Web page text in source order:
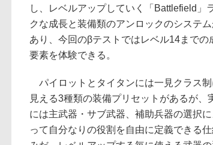
し、レベルアップしていく「Battlefield」
クな成長と装備類のアンロックのシステ
あり、今回のβテストではレベル14までの
要素を体験できる。
パイロットとタイタンには一見クラス制
見える3種類の装備プリセットがあるが、
には主武器・サブ武器、補助兵器の選択に
って自分なりの役割を自由に定義できる仕